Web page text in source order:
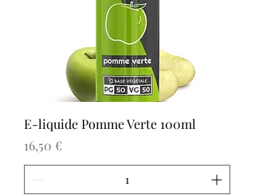
E-liquide Pomme Verte 100ml
Prix
16,50 €